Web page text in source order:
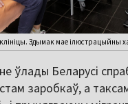
Здымак мае ілюстрацыйны
ўлады Беларусі
заробкаў, а